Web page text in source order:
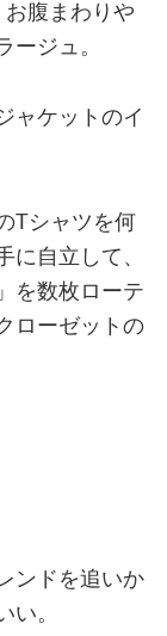
腹まわりや
ージュ。
ャケットのイ
Tシャツを何
に自立して、
を数枚ローテ
ローゼットの
ンドを追いか
い。